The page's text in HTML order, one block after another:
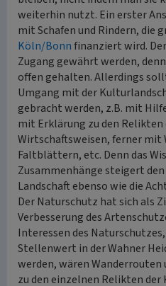
weiterhin nutzt. Ein erster
mit Schafen und Rindern, die
Köln/Bonnfinanziert wird.
Zugang gewährt werden,
offen gehalten. Allerdings
Umgang mit der
gebracht werden, z.B. mit
mit Erklärung zu den Relikten
Wirtschaftsweisen, ferner mit
Faltblättern, etc. Denn das
Zusammenhänge steigert
Landschaft ebenso wie die
Der Naturschutz hat sich als
Verbesserung des
Interessen des
Stellenwert in der Wahner
werden, wären Wanderrouten
zu den einzelnen Relikten